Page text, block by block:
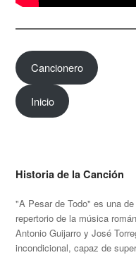
Cancionero
Inicio
Historia de la Canción
"A Pesar de Todo" es una
repertorio de la música
Antonio Guijarro y José
incondicional, capaz de